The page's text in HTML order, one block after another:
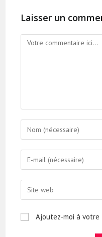
Laisser un
Ajoutez-moi à